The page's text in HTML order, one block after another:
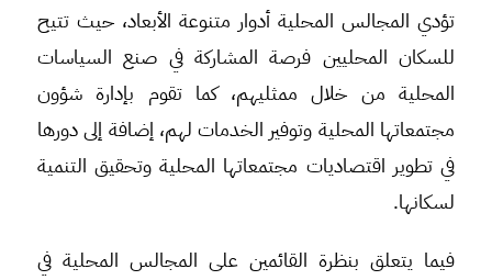
تؤدي المجالس المحلية أدوار متنوعة الأبعاد، حيث تتيح
للسكان المحليين فرصة المشاركة في صنع السياسات
المحلية من خلال ممثليهم، كما تقوم بإدارة شؤون
مجتمعاتها المحلية وتوفير الخدمات لهم، إضافة إلى دورها
في تطوير اقتصاديات مجتمعاتها المحلية وتحقيق التنمية
لسكانها.
فيما يتعلق بنظرة القائمين على المجالس المحلية في